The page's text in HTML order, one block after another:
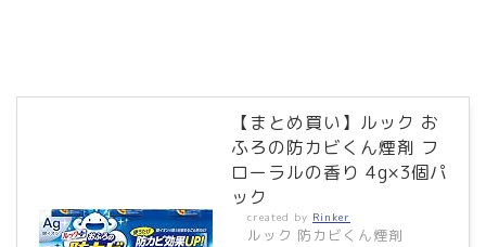
【まとめ買い】ルック お
ふろの防カビくん煙剤 フ
ローラルの香り 4g×3個パ
ック
created by Rinker
ルック 防カビくん煙剤